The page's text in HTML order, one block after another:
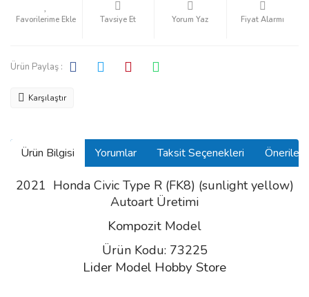
Tavsiye Et Yorum Yaz Fiyat Alarmı
Ürün Paylaş :
Karşılaştır
Ürün Bilgisi Yorumlar Taksit Seçenekleri
2021 Honda Civic Type R (FK8) (sunlight yellow)
Autoart Üretimi
Kompozit Model
Ürün Kodu: 73225
Lider Model Hobby Store